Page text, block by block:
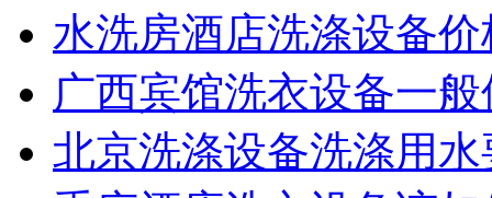
水洗房酒店洗涤设备价
广西宾馆洗衣设备一般
北京洗涤设备洗涤用水